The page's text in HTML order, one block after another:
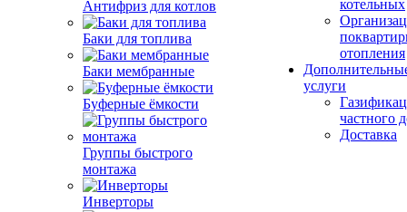
Антифриз для котлов
Баки для топлива
Баки мембранные
Буферные ёмкости
Группы быстрого
монтажа
Инверторы
котельных
отопления
услуги
частного
Доставка